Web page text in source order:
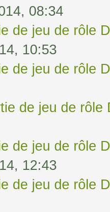
08:34
de jeu de rôle
10:53
de jeu de rôle
de jeu de rôle
de jeu de rôle
12:43
de jeu de rôle